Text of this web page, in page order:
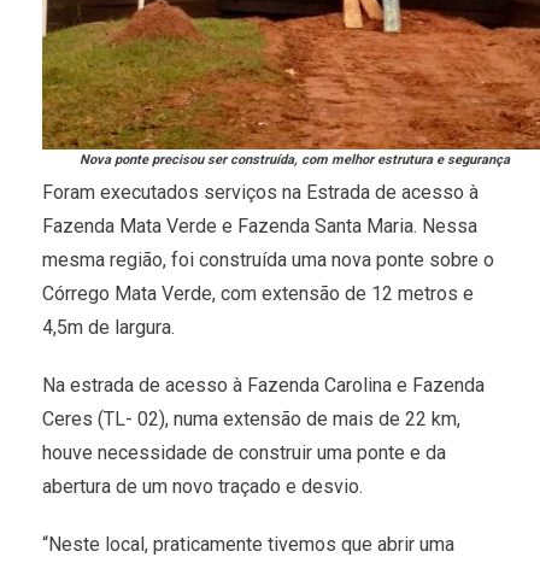
Nova ponte precisou ser construída, com melhor estrutura e segurança
Foram executados serviços na Estrada de acesso à
Fazenda Mata Verde e Fazenda Santa Maria. Nessa
mesma região, foi construída uma nova ponte sobre o
Córrego Mata Verde, com extensão de 12 metros e
4,5m de largura.
Na estrada de acesso à Fazenda Carolina e Fazenda
Ceres (TL- 02), numa extensão de mais de 22 km,
houve necessidade de construir uma ponte e da
abertura de um novo traçado e desvio.
“Neste local, praticamente tivemos que abrir uma